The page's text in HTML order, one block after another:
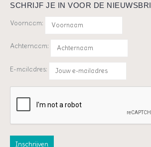
SCHRIJF JE IN VOOR DE
Voornaam:
Achternaam:
E-mailadres: